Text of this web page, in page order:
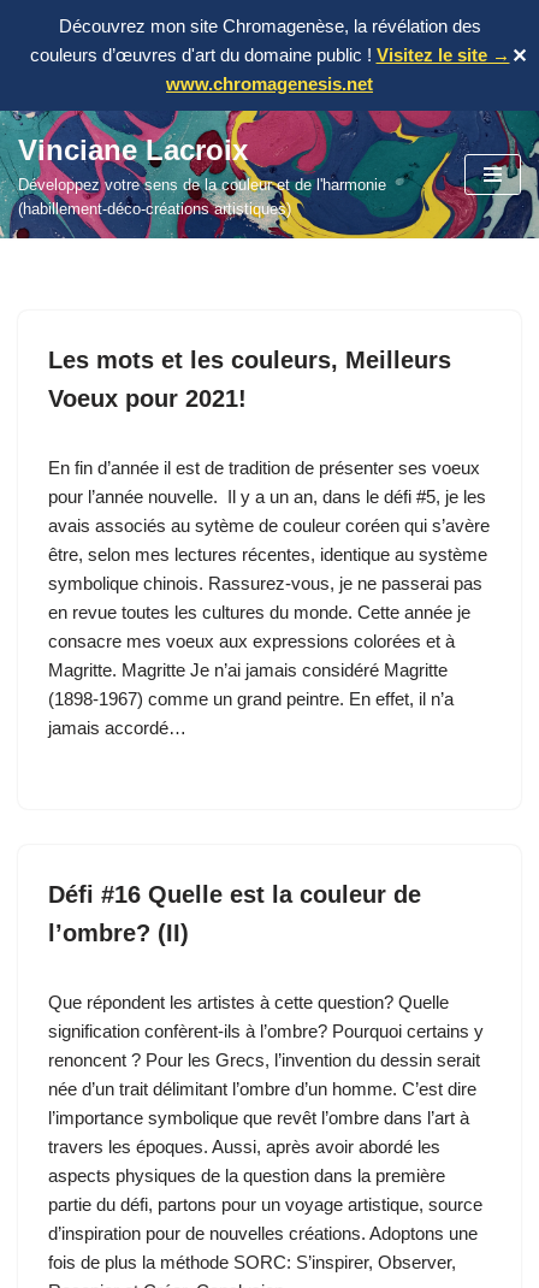
Découvrez mon site Chromagenèse, la révélation des
couleurs d’œuvres d'art du domaine public ! Visitez le site →
www.chromagenesis.net
✕
Aller
au
contenu
Vinciane Lacroix
Développez votre sens de la couleur et de l'harmonie
(habillement-déco-créations artistiques)
Les mots et les couleurs, Meilleurs
Voeux pour 2021!
En fin d’année il est de tradition de présenter ses voeux
pour l’année nouvelle. Il y a un an, dans le défi #5, je les
avais associés au sytème de couleur coréen qui s’avère
être, selon mes lectures récentes, identique au système
symbolique chinois. Rassurez-vous, je ne passerai pas
en revue toutes les cultures du monde. Cette année je
consacre mes voeux aux expressions colorées et à
Magritte. Magritte Je n’ai jamais considéré Magritte
(1898-1967) comme un grand peintre. En effet, il n’a
jamais accordé…
Défi #16 Quelle est la couleur de
l’ombre? (II)
Que répondent les artistes à cette question? Quelle
signification confèrent-ils à l’ombre? Pourquoi certains y
renoncent ? Pour les Grecs, l’invention du dessin serait
née d’un trait délimitant l’ombre d’un homme. C’est dire
l’importance symbolique que revêt l’ombre dans l’art à
travers les époques. Aussi, après avoir abordé les
aspects physiques de la question dans la première
partie du défi, partons pour un voyage artistique, source
d’inspiration pour de nouvelles créations. Adoptons une
fois de plus la méthode SORC: S’inspirer, Observer,